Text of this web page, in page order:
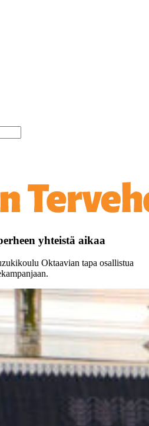
yhteistä aikaa
Oktaavian tapa osallistua